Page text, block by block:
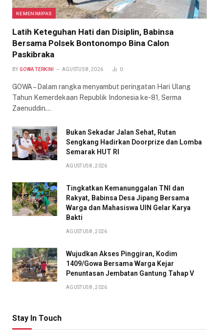
KEMENIMIPAS
Latih Keteguhan Hati dan Disiplin, Babinsa
Bersama Polsek Bontonompo Bina Calon
Paskibraka
BY GOWA TERKINI AGUSTUS 8, 2026 0
GOWA – Dalam rangka menyambut peringatan Hari Ulang
Tahun Kemerdekaan Republik Indonesia ke-81, Serma
Zaenuddin…
Bukan Sekadar Jalan Sehat, Rutan
Sengkang Hadirkan Doorprize dan Lomba
Semarak HUT RI
AGUSTUS 8, 2026
Tingkatkan Kemanunggalan TNI dan
Rakyat, Babinsa Desa Jipang Bersama
Warga dan Mahasiswa UIN Gelar Karya
Bakti
AGUSTUS 8, 2026
Wujudkan Akses Pinggiran, Kodim
1409/Gowa Bersama Warga Kejar
Penuntasan Jembatan Gantung Tahap V
AGUSTUS 8, 2026
Stay In Touch